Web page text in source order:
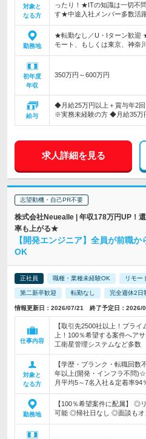
対象と
なる方
ったり！★ITの知識は一切不
す★中途入社メンバー多数活
勤務地
★転勤なし／U・Iターン歓迎
モート、もしくは東京、神奈
初年度
年収
350万円～600万円
給与
◆月給25万円以上＋賞与年2回
※実務未経験の方 ◆月給35万
求人詳細を見る
志望動機・自己PR不要
株式会社Neuealle | 年収178万円UP！
率も上がる★
【開発エンジニア】全員が前職
OK
正社員 職種・業種未経験OK リモー
第二新卒歓迎 転勤なし 完全週休2日
情報更新日：2026/07/21 終了予定日：2026/
仕事内容
【取引先2500社以上！プラ
上！100％希望する案件へア
工衛星管理システムなど多数
対象と
なる方
【学歴・ブランク・転職回数
年以上(開発・インフラ不問
月平均5～7名入社＆定着率94
勤務地
【100％希望案件に配属】 ◎
可能 ◎帰社日なし ◎面談もオ